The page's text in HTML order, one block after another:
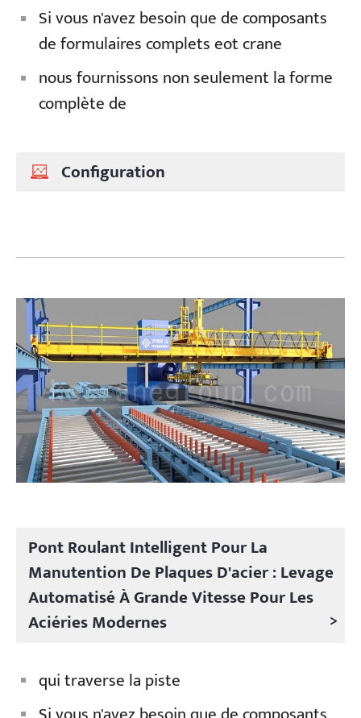
Si vous n'avez besoin que de composants
de formulaires complets eot crane
nous fournissons non seulement la forme
complète de
Configuration
Pont Roulant Intelligent Pour La
Manutention De Plaques D'acier : Levage
Automatisé À Grande Vitesse Pour Les
Aciéries Modernes
>
qui traverse la piste